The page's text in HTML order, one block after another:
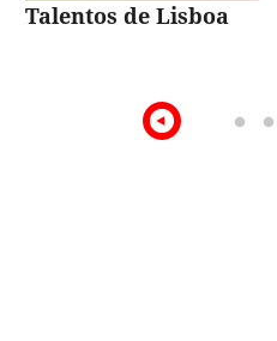
Talentos de Lisboa